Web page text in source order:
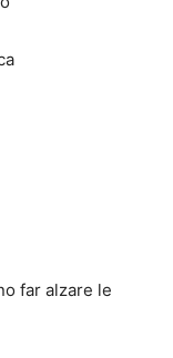
far alzare le